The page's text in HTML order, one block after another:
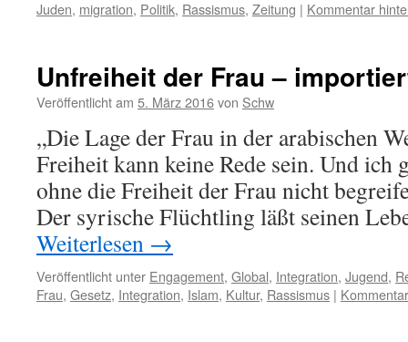
Juden, migration, Politik, Rassismus, Zeitung | Kommentar
Unfreiheit der Frau –
Veröffentlicht am 5. März 2016von Schw
„Die Lage der Frau in der arabischen
Freiheit kann keine Rede sein. Und ich
ohne die Freiheit der Frau nicht
Der syrische Flüchtling läßt seinen
Weiterlesen →
Veröffentlicht unter Engagement, Global, Integration, Jugend,
Frau, Gesetz, Integration, Islam, Kultur, Rassismus |